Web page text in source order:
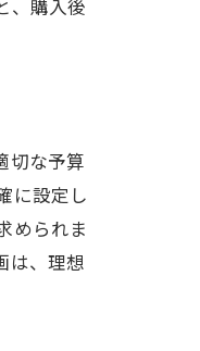
、購入後
切な予算
に設定し
められま
は、理想